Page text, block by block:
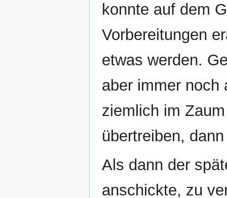
konnte auf dem
Vorbereitungen
etwas werden.
aber immer noch
ziemlich im
übertreiben,
Als dann der
anschickte, zu